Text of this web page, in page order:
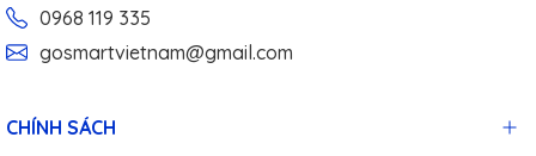
0968 119 335
gosmartvietnam@gmail.com
CHÍNH SÁCH